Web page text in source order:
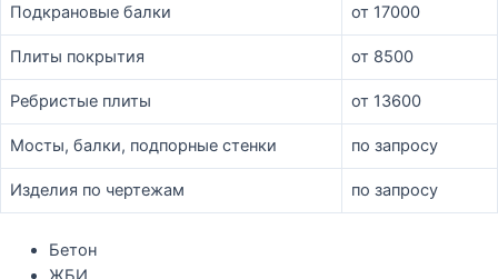
Подкрановые балки от 17000
Плиты покрытия от 8500
Ребристые плиты от 13600
Мосты, балки, подпорные стенки по запросу
Изделия по чертежам по запросу
Бетон